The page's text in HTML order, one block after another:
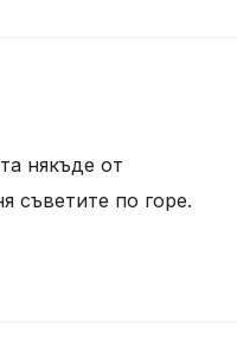
някъде от
съветите по горе.